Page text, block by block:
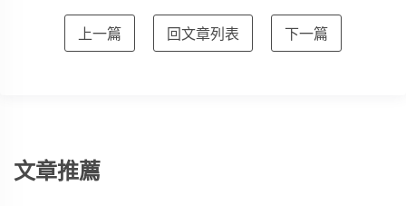
上一篇 回文章列表 下一篇
文章推薦